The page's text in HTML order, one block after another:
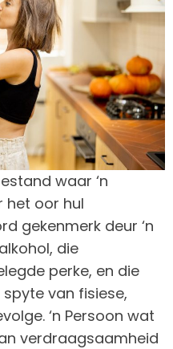
waar ‘n
het oor hul
gekenmerk deur ‘n
die
perke, en die
van fisiese,
‘n Persoon wat
verdraagsaamheid